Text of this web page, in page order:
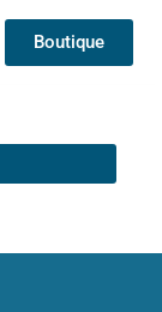
Boutique